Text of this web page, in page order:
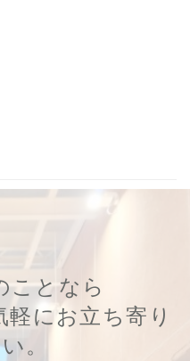
ことなら
にお立ち寄り
。